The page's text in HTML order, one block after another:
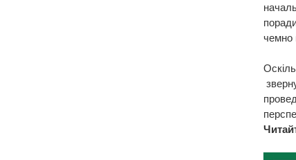
чемно